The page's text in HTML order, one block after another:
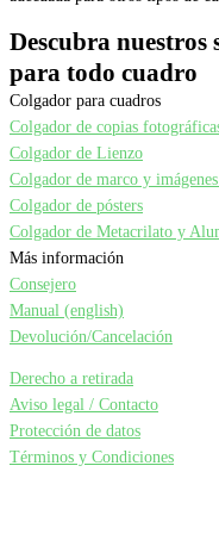
Descubra nuestros
para todo cuadro
Colgador para cuadros
Colgador de copias
Colgador de Lienzo
Colgador de marco y
Colgador de pósters
Colgador de Metacrilato y
Más información
Consejero
Manual (english)
Devolución/Cancelación
Derecho a retirada
Aviso legal / Contacto
Protección de datos
Términos y Condiciones